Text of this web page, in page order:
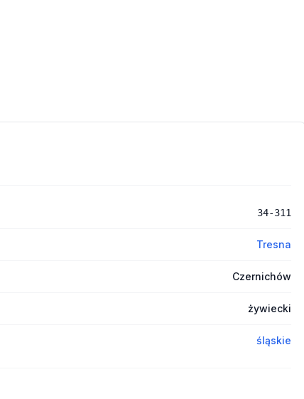
34-311
Tresna
Czernichów
żywiecki
śląskie